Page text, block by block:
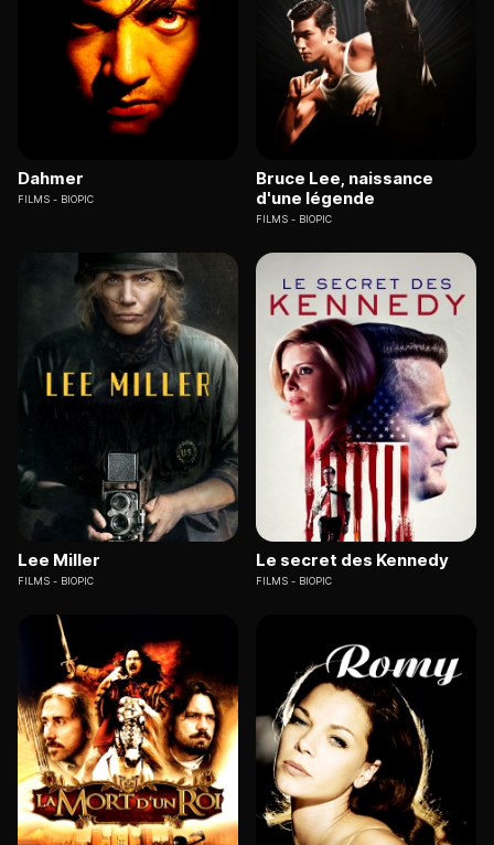
Dahmer
FILMS BIOPIC
Bruce Lee, naissance
d'une légende
FILMS BIOPIC
Lee Miller
FILMS BIOPIC
Le secret des Kennedy
FILMS BIOPIC